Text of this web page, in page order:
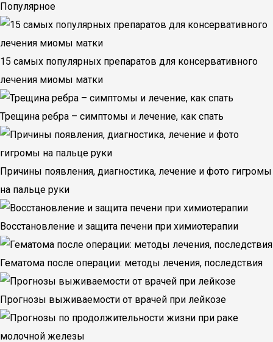
Популярное
15 самых популярных препаратов для консервативного
лечения миомы матки
Трещина ребра – симптомы и лечение, как спать
Причины появления, диагностика, лечение и фото гигромы
на пальце руки
Восстановление и защита печени при химиотерапии
Гематома после операции: методы лечения, последствия
Прогнозы выживаемости от врачей при лейкозе